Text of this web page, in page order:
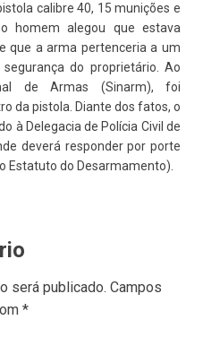
calibre 40, 15 munições e
homem alegou que estava
que a arma pertenceria a um
do proprietário. Ao
de Armas (Sinarm), foi
da pistola. Diante dos fatos, o
à Delegacia de Polícia Civil de
deverá responder por porte
Estatuto do Desarmamento).
será publicado. Campos
*